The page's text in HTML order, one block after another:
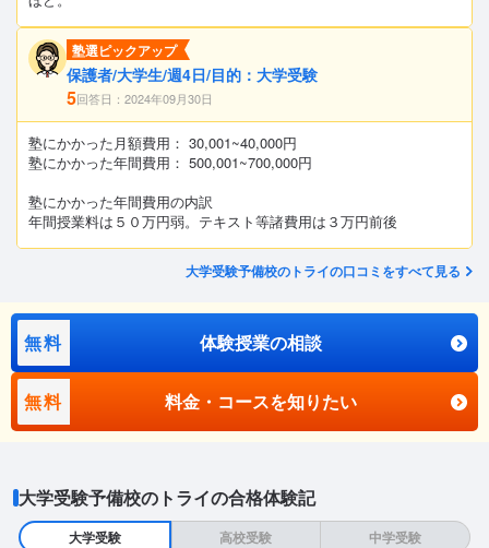
塾選ピックアップ
保護者/大学生/週4日/目的：大学受験
5回答日：2024年09月30日
塾にかかった月額費用： 30,001~40,000円
塾にかかった年間費用： 500,001~700,000円
塾にかかった年間費用の内訳
年間授業料は５０万円弱。テキスト等諸費用は３万円前後
大学受験予備校のトライの口コミをすべて見る
無料 体験授業の相談
無料 料金・コースを知りたい
大学受験予備校のトライの合格体験記
大学受験 高校受験 中学受験